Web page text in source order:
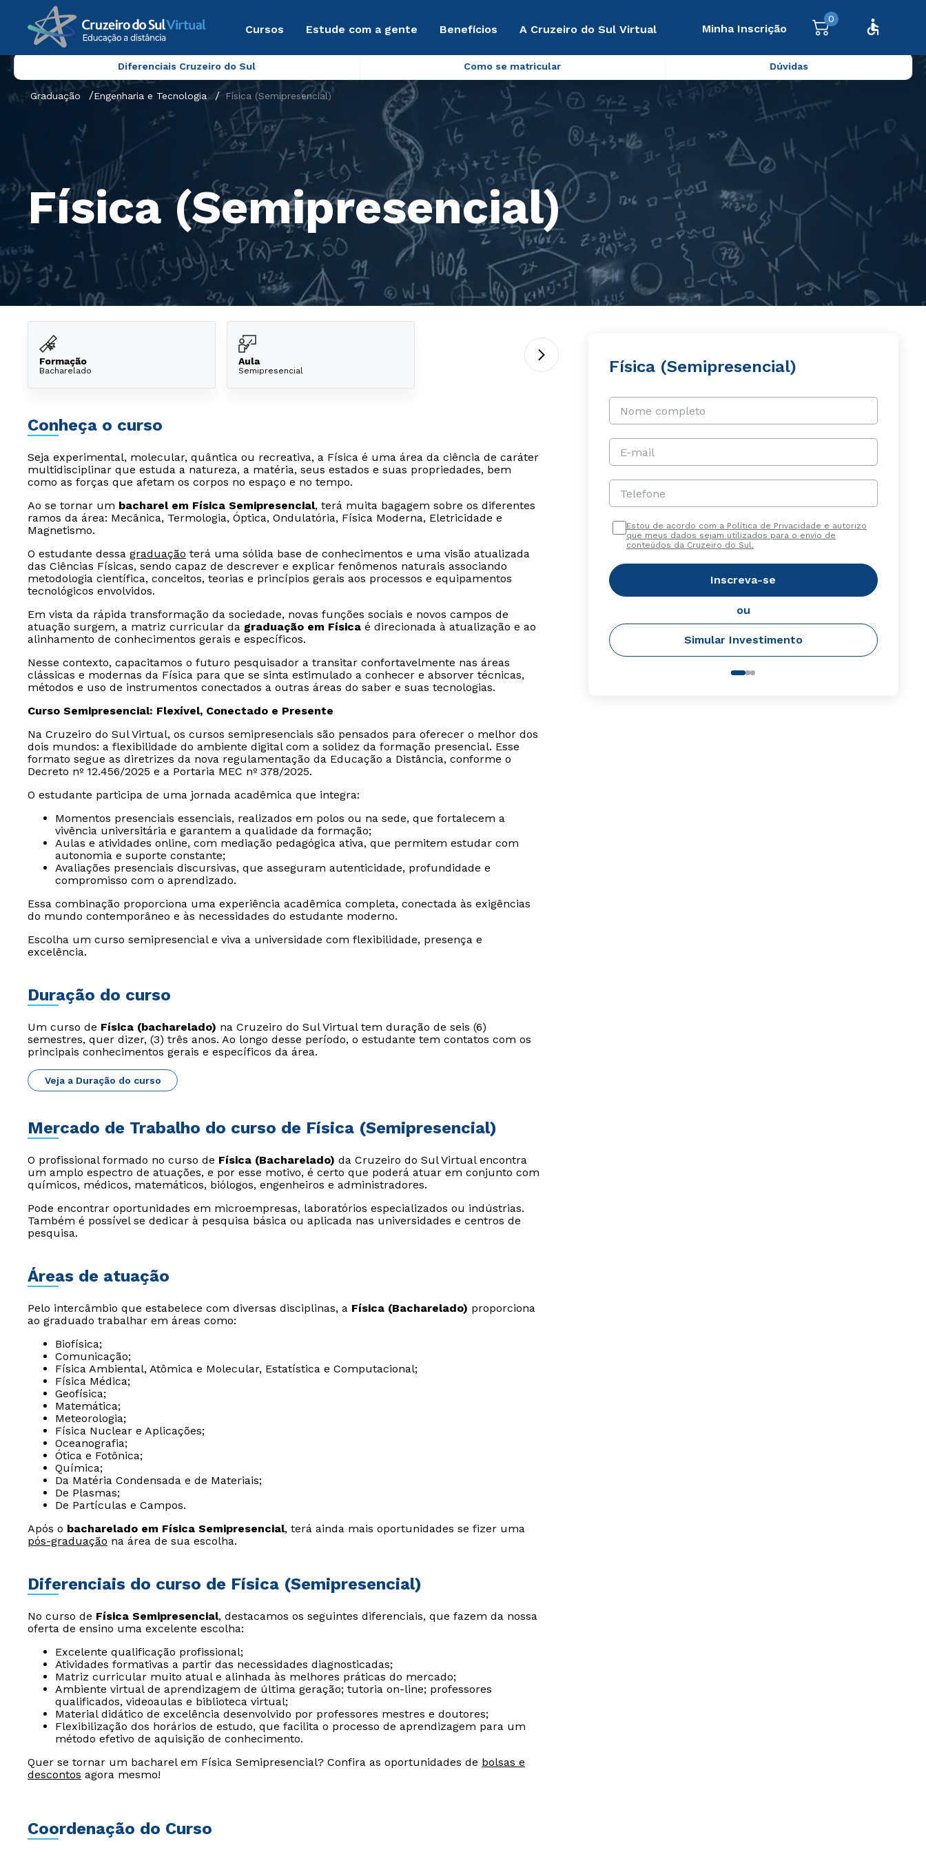
Cursos Estude com a gente Benefícios A Cruzeiro do Sul Virtual Minha Inscrição
0
Diferenciais Cruzeiro do Sul Como se matricular Dúvidas
Graduação Engenharia e Tecnologia Física (Semipresencial)
Física (Semipresencial)
Formação
Bacharelado
Aula
Semipresencial
Conheça o curso
Seja experimental, molecular, quântica ou recreativa, a Física é uma área da ciência de caráter
multidisciplinar que estuda a natureza, a matéria, seus estados e suas propriedades, bem
como as forças que afetam os corpos no espaço e no tempo.
Ao se tornar um bacharel em Física Semipresencial, terá muita bagagem sobre os diferentes
ramos da área: Mecânica, Termologia, Óptica, Ondulatória, Física Moderna, Eletricidade e
Magnetismo.
O estudante dessa graduação terá uma sólida base de conhecimentos e uma visão atualizada
das Ciências Físicas, sendo capaz de descrever e explicar fenômenos naturais associando
metodologia científica, conceitos, teorias e princípios gerais aos processos e equipamentos
tecnológicos envolvidos.
Em vista da rápida transformação da sociedade, novas funções sociais e novos campos de
atuação surgem, a matriz curricular da graduação em Física é direcionada à atualização e ao
alinhamento de conhecimentos gerais e específicos.
Nesse contexto, capacitamos o futuro pesquisador a transitar confortavelmente nas áreas
clássicas e modernas da Física para que se sinta estimulado a conhecer e absorver técnicas,
métodos e uso de instrumentos conectados a outras áreas do saber e suas tecnologias.
Curso Semipresencial: Flexível, Conectado e Presente
Na Cruzeiro do Sul Virtual, os cursos semipresenciais são pensados para oferecer o melhor dos
dois mundos: a flexibilidade do ambiente digital com a solidez da formação presencial. Esse
formato segue as diretrizes da nova regulamentação da Educação a Distância, conforme o
Decreto nº 12.456/2025 e a Portaria MEC nº 378/2025.
O estudante participa de uma jornada acadêmica que integra:
Momentos presenciais essenciais, realizados em polos ou na sede, que fortalecem a
vivência universitária e garantem a qualidade da formação;
Aulas e atividades online, com mediação pedagógica ativa, que permitem estudar com
autonomia e suporte constante;
Avaliações presenciais discursivas, que asseguram autenticidade, profundidade e
compromisso com o aprendizado.
Essa combinação proporciona uma experiência acadêmica completa, conectada às exigências
do mundo contemporâneo e às necessidades do estudante moderno.
Escolha um curso semipresencial e viva a universidade com flexibilidade, presença e
excelência.
Duração do curso
Um curso de Física (bacharelado) na Cruzeiro do Sul Virtual tem duração de seis (6)
semestres, quer dizer, (3) três anos. Ao longo desse período, o estudante tem contatos com os
principais conhecimentos gerais e específicos da área.
Veja a Duração do curso
Mercado de Trabalho do curso de Física (Semipresencial)
O profissional formado no curso de Física (Bacharelado) da Cruzeiro do Sul Virtual encontra
um amplo espectro de atuações, e por esse motivo, é certo que poderá atuar em conjunto com
químicos, médicos, matemáticos, biólogos, engenheiros e administradores.
Pode encontrar oportunidades em microempresas, laboratórios especializados ou indústrias.
Também é possível se dedicar à pesquisa básica ou aplicada nas universidades e centros de
pesquisa.
Áreas de atuação
Pelo intercâmbio que estabelece com diversas disciplinas, a Física (Bacharelado) proporciona
ao graduado trabalhar em áreas como:
Biofísica;
Comunicação;
Física Ambiental, Atômica e Molecular, Estatística e Computacional;
Física Médica;
Geofísica;
Matemática;
Meteorologia;
Física Nuclear e Aplicações;
Oceanografia;
Ótica e Fotônica;
Química;
Da Matéria Condensada e de Materiais;
De Plasmas;
De Partículas e Campos.
Após o bacharelado em Física Semipresencial, terá ainda mais oportunidades se fizer uma
pós-graduação na área de sua escolha.
Diferenciais do curso de Física (Semipresencial)
No curso de Física Semipresencial, destacamos os seguintes diferenciais, que fazem da nossa
oferta de ensino uma excelente escolha:
Excelente qualificação profissional;
Atividades formativas a partir das necessidades diagnosticadas;
Matriz curricular muito atual e alinhada às melhores práticas do mercado;
Ambiente virtual de aprendizagem de última geração; tutoria on-line; professores
qualificados, videoaulas e biblioteca virtual;
Material didático de excelência desenvolvido por professores mestres e doutores;
Flexibilização dos horários de estudo, que facilita o processo de aprendizagem para um
método efetivo de aquisição de conhecimento.
Quer se tornar um bacharel em Física Semipresencial? Confira as oportunidades de bolsas e
descontos agora mesmo!
Coordenação do Curso
Física (Semipresencial)
Nome completo
E-mail
Telefone
Estou de acordo com a Política de Privacidade e autorizo
que meus dados sejam utilizados para o envio de
conteúdos da Cruzeiro do Sul.
Inscreva-se
ou
Simular Investimento
autorizo que meus dados sejam utilizados para o
autorizo que meus dados sejam utilizados para o